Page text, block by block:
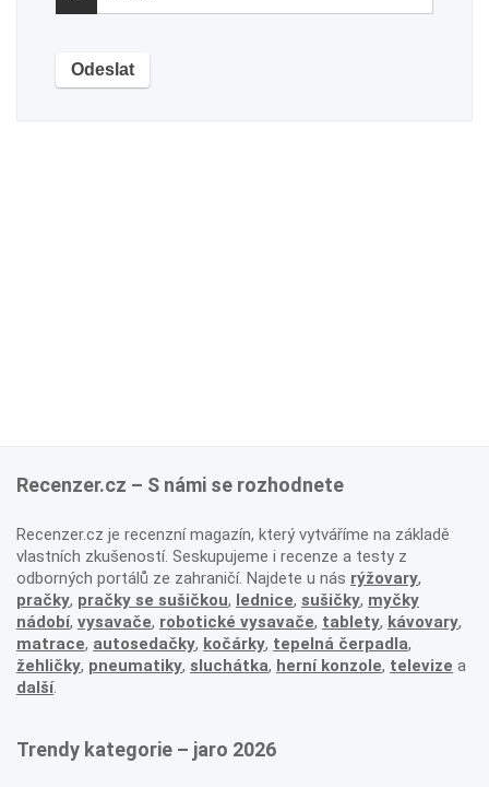
Recenzer.cz – S námi se rozhodnete
Recenzer.cz je recenzní magazín, který vytváříme na základě
vlastních zkušeností. Seskupujeme i recenze a testy z
odborných portálů ze zahraničí. Najdete u nás rýžovary,
pračky, pračky se sušičkou, lednice, sušičky, myčky
nádobí, vysavače, robotické vysavače, tablety, kávovary,
matrace, autosedačky, kočárky, tepelná čerpadla,
žehličky, pneumatiky, sluchátka, herní konzole, televize a
další.
Trendy kategorie – jaro 2026